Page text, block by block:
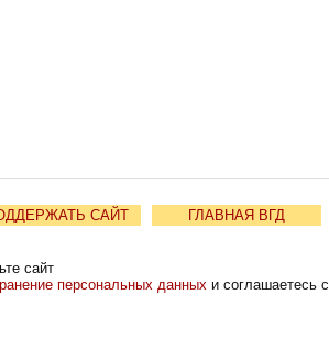
САЙТ
ГЛАВНАЯ ВГД
сайт
персональных данных и соглашаетесь с